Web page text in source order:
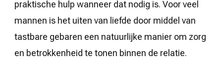
praktische hulp wanneer dat nodig is. Voor veel
mannen is het uiten van liefde door middel van
tastbare gebaren een natuurlijke manier om zorg
en betrokkenheid te tonen binnen de relatie.